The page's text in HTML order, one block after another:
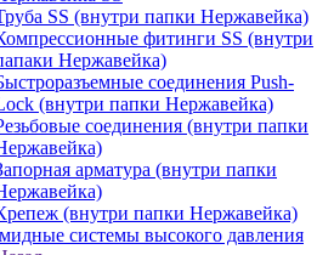
SS (внутри папки Нержавейка)
фитинги SS (внутри
Нержавейка)
соединения Push-
(внутри папки Нержавейка)
соединения (внутри папки
арматура (внутри папки
(внутри папки Нержавейка)
системы высокого давления